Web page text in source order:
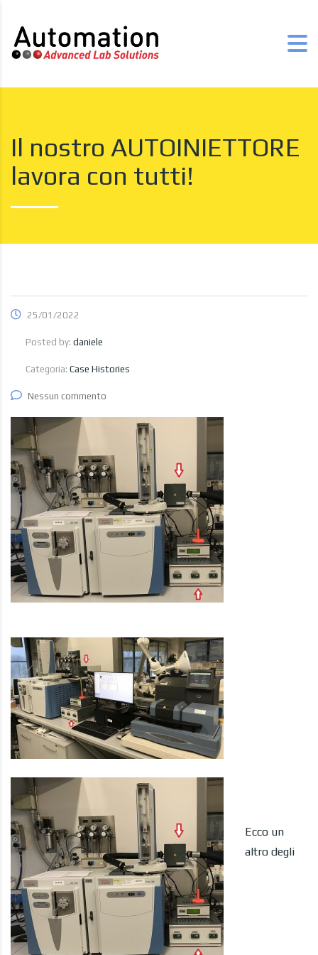
Il nostro AUTOINIETTORE
lavora con tutti!
25/01/2022
Posted by: daniele
Categoria: Case Histories
Nessun commento
Ecco un
altro degli